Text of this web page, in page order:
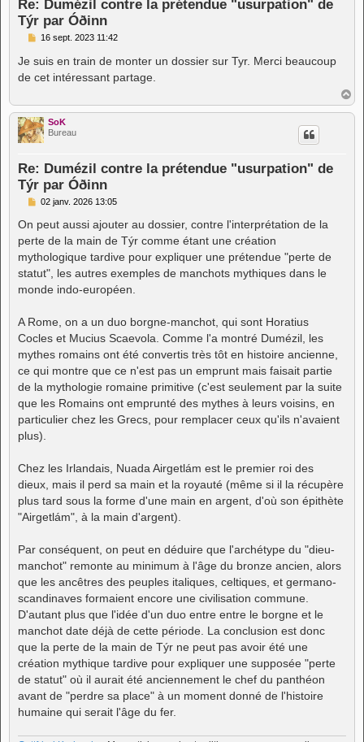
Re: Dumézil contre la prétendue "usurpation" de
Týr par Óðinn
M
s
a
16 sept. 2023 11:42
Je suis en train de monter un dossier sur Tyr. Merci beaucoup
de cet intéressant partage.
a
u
SoK
Bureau
Re: Dumézil contre la prétendue "usurpation" de
Týr par Óðinn
M
s
s
a
g
e
02 janv. 2026 13:05
On peut aussi ajouter au dossier, contre l'interprétation de la
perte de la main de Týr comme étant une création
mythologique tardive pour expliquer une prétendue "perte de
statut", les autres exemples de manchots mythiques dans le
monde indo-européen.
A Rome, on a un duo borgne-manchot, qui sont Horatius
Cocles et Mucius Scaevola. Comme l'a montré Dumézil, les
mythes romains ont été convertis très tôt en histoire ancienne,
ce qui montre que ce n'est pas un emprunt mais faisait partie
de la mythologie romaine primitive (c'est seulement par la suite
que les Romains ont emprunté des mythes à leurs voisins, en
particulier chez les Grecs, pour remplacer ceux qu'ils n'avaient
plus).
Chez les Irlandais, Nuada Airgetlám est le premier roi des
dieux, mais il perd sa main et la royauté (même si il la récupère
plus tard sous la forme d'une main en argent, d'où son épithète
"Airgetlám", à la main d'argent).
Par conséquent, on peut en déduire que l'archétype du "dieu-
manchot" remonte au minimum à l'âge du bronze ancien, alors
que les ancêtres des peuples italiques, celtiques, et germano-
scandinaves formaient encore une civilisation commune.
D'autant plus que l'idée d'un duo entre entre le borgne et le
manchot date déjà de cette période. La conclusion est donc
que la perte de la main de Týr ne peut pas avoir été une
création mythique tardive pour expliquer une supposée "perte
de statut" où il aurait été anciennement le chef du panthéon
avant de "perdre sa place" à un moment donné de l'histoire
humaine qui serait l'âge du fer.